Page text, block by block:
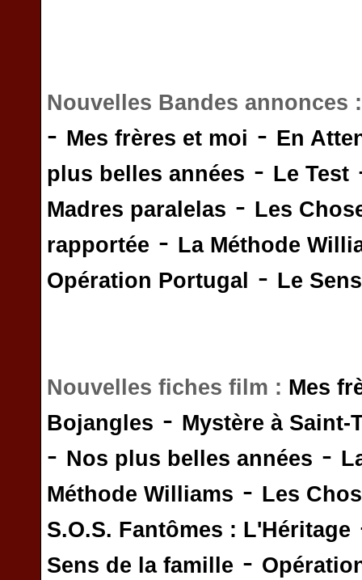
Nouvelles Bandes annonces
- Mes frères et moi - En
plus belles années - Le Test
Madres paralelas - Les
rapportée - La Méthode
Opération Portugal
- Le
Nouvelles fiches film : Mes
Bojangles - Mystère à Saint-
- Nos plus belles années -
Méthode Williams - Les
S.O.S. Fantômes : L'Héritage
Sens de la famille -